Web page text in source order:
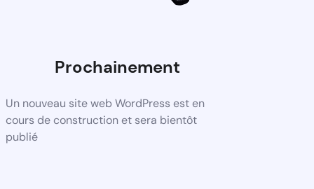
Prochainement
Un nouveau site web WordPress est en
cours de construction et sera bientôt
publié